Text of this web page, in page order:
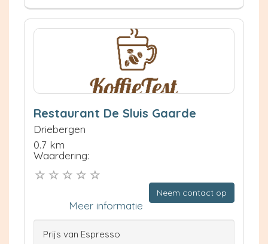
Restaurant De Sluis Gaarde
Driebergen
0.7 km
Waardering:
Neem contact op
Meer informatie
Prijs van Espresso